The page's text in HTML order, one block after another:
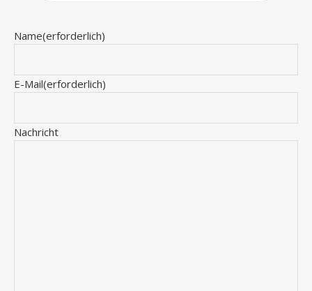
Name(erforderlich)
E-Mail(erforderlich)
Nachricht